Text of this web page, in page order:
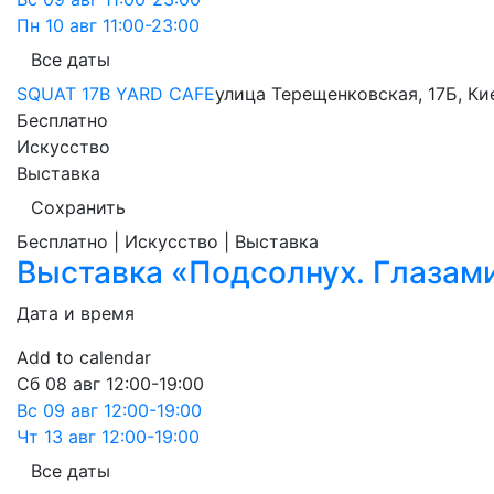
Пн 10 авг 11:00-23:00
Все даты
SQUAT 17B YARD CAFEулица Терещенковская, 17Б,
Бесплатно
Искусство
Выставка
Сохранить
Бесплатно | Искусство | Выставка
Выставка «Подсолнух.
Дата и время
Add to calendar
Сб 08 авг 12:00-19:00
Вс 09 авг 12:00-19:00
Чт 13 авг 12:00-19:00
Все даты